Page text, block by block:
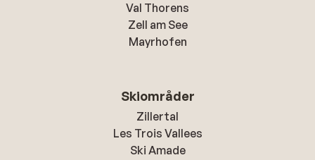
Val Thorens
Zell am See
Mayrhofen
Skiområder
Zillertal
Les Trois Vallees
Ski Amade